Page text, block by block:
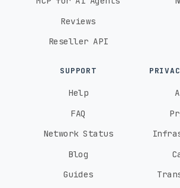
Reviews
Reseller API
SUPPORT
Help
FAQ
Network Status
Blog
Guides